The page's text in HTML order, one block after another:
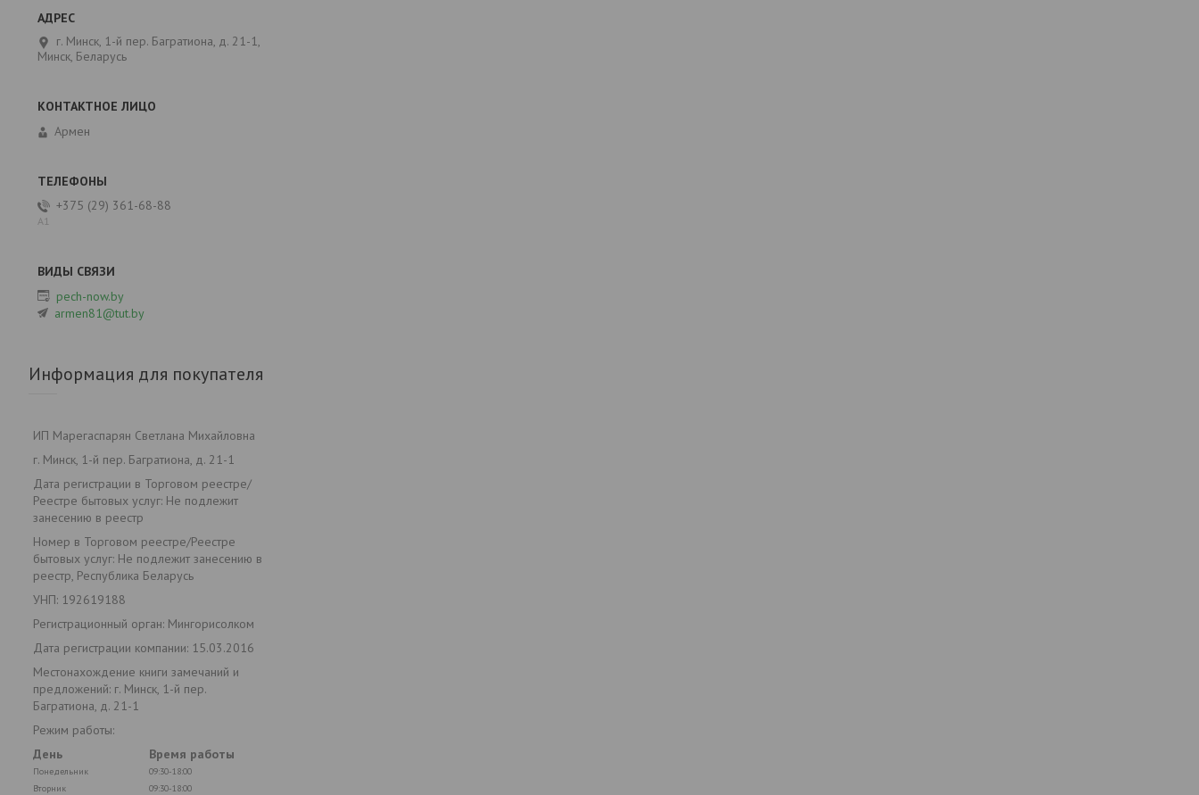
г. Минск, 1-й пер. Багратиона, д. 21-1,
Минск, Беларусь
Армен
+375 (29) 361-68-88
А1
pech-now.by
armen81@tut.by
Информация для покупателя
ИП Марегаспарян Светлана Михайловна
г. Минск, 1-й пер. Багратиона, д. 21-1
Дата регистрации в Торговом реестре/
Реестре бытовых услуг: Не подлежит
занесению в реестр
Номер в Торговом реестре/Реестре
бытовых услуг: Не подлежит занесению в
реестр, Республика Беларусь
УНП: 192619188
Регистрационный орган: Мингорисолком
Дата регистрации компании: 15.03.2016
Местонахождение книги замечаний и
предложений: г. Минск, 1-й пер.
Багратиона, д. 21-1
Режим работы:
День
Время работы
Понедельник
09:30-18:00
Вторник
09:30-18:00